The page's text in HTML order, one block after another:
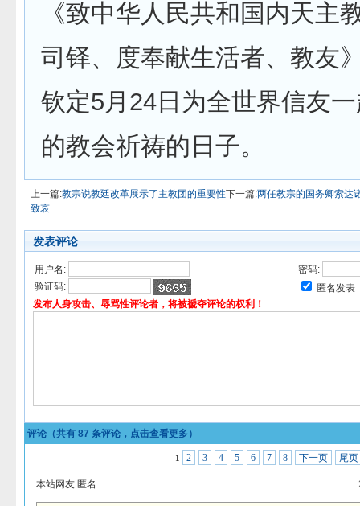
《致中华人民共和国内天主
司铎、度奉献生活者、教友
钦定5月24日为全世界信友
的教会祈祷的日子。
上一篇:教宗说教廷改革展示了主教团的重要性下一篇:两任教宗的国务卿索达
致哀
发表评论
用户名:
密码:
验证码:
匿名发表
发布人身攻击、辱骂性评论者，将被褫夺评论的权利！
评论（共有 87 条评论，点击查看更多）
1 2 3 4 5 6 7 8 下一页 尾页
本站网友 匿名